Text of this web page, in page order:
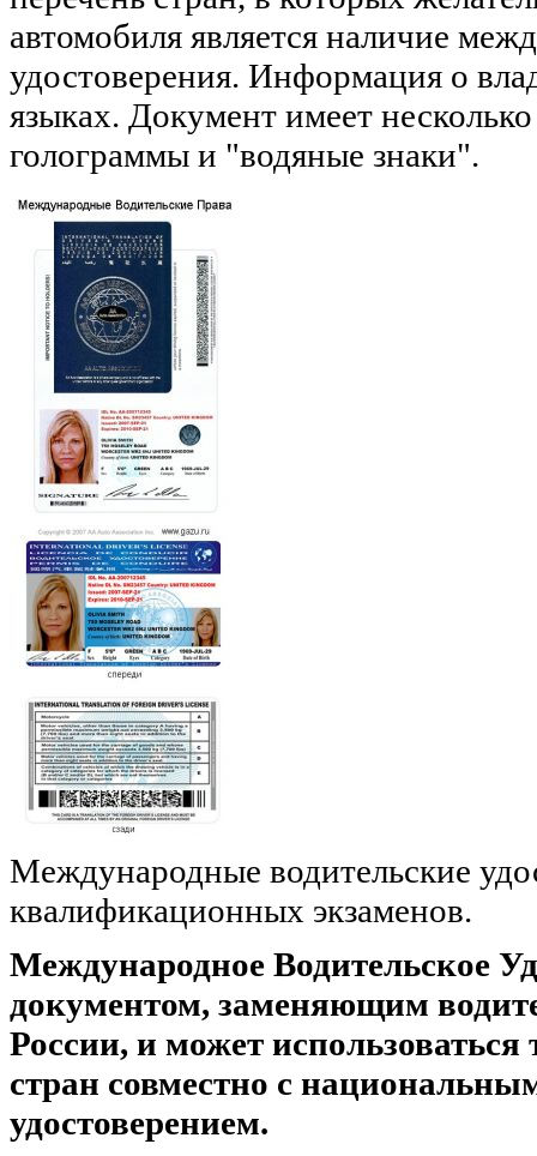
автомобиля является наличие
удостоверения. Информация о
языках. Документ имеет
голограммы и "водяные знаки".
Международные водительские
квалификационных экзаменов.
Международное Водительское
документом, заменяющим
России, и может
стран совместно с
удостоверением.